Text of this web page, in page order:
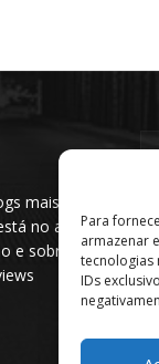
Para
armazenar
tecnologias
IDs
mais
no ar
e sobre a